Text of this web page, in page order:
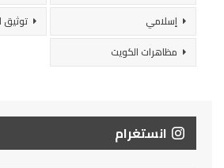
إسلامي
توثيق
مظاهرات الكويت
انستغرام